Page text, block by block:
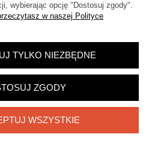
WERSJĘ STRONY
Shoper.pl
wybierając opcję "Dostosuj zgody".
w naszej Polityce
TYLKO NIEZBĘDNE
ZGODY
WSZYSTKIE